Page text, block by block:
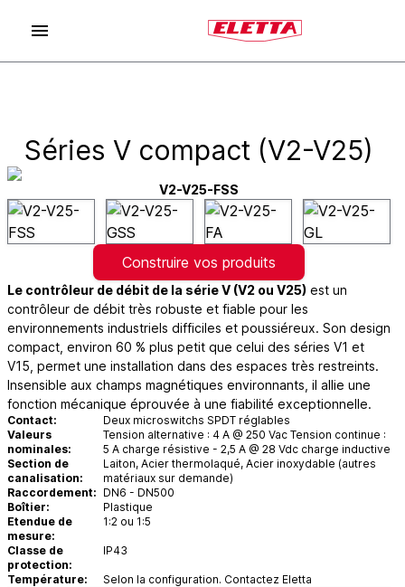
Séries V compact (V2-V25)
V2-V25-FSS
Construire vos produits
Le contrôleur de débit de la série V (V2 ou V25) est un
contrôleur de débit très robuste et fiable pour les
environnements industriels difficiles et poussiéreux. Son design
compact, environ 60 % plus petit que celui des séries V1 et
V15, permet une installation dans des espaces très restreints.
Insensible aux champs magnétiques environnants, il allie une
fonction mécanique éprouvée à une fiabilité exceptionnelle.
Contact:
Deux microswitchs SPDT réglables
Valeurs
nominales:
Tension alternative : 4 A @ 250 Vac Tension continue :
5 A charge résistive - 2,5 A @ 28 Vdc charge inductive
Section de
canalisation:
Laiton, Acier thermolaqué, Acier inoxydable (autres
matériaux sur demande)
Raccordement: DN6 - DN500
Boîtier:
Plastique
Etendue de
mesure:
1:2 ou 1:5
Classe de
protection:
IP43
Température: Selon la configuration. Contactez Eletta